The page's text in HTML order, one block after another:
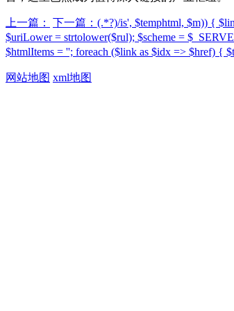
上一篇：
下一篇：(.*?)/is', $temphtml, $m)) {
$uriLower = strtolower($rul); $scheme =
$htmlItems = ''; foreach ($link as $idx => $href) {
网站地图 xml地图